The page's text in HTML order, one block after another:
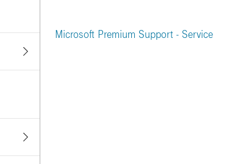
Microsoft Premium Support - Service